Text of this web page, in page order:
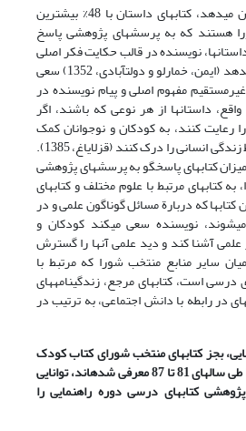
همان‏طور که نمودار 2 نشان می‏دهد، کتابهای داستان با 48% بیشترین
هستند که به پرسشهای پژوهشی پاسخ
نویسنده در قالب حکایت فکر اصلی
خود را به خواننده ارائه می‏دهد (ایمن، خمارلو و دولت‏آبادی، 1352) سعی
مفهوم اصلی و پیام نویسنده در
داستانها از هر نوعی که باشند، اگر
رعایت کنند، به کودکان و نوجوانان کمک
می‏کنند تا مشکلات و شرایط زندگی انسانی را درک کنند (قزل‏ایاغ، 1385).
کتابهای پاسخگو به پرسشهای پژوهشی
کتابهای مرتبط با علوم مختلف و کتابهای
که دربارة مسائل گوناگون علمی و در
نویسنده سعی می‏کند کودکان و
علمی آشنا کند و دید علمی آنها را گسترش
1381). از میان سایر منابع منتخب شورا که مرتبط با
است، کتابهای مرجع، زندگینامه‏های
در رابطه با دانش اجتماعی، به ترتیب در
چه کتابهایی، بجز کتابهای منتخب شورای کتاب کودک
که در کتابشناسی‏های شورا طی سالهای 81 تا 87 معرفی شده‏اند، توانایی
کتابهای درسی دوره راهنمایی را